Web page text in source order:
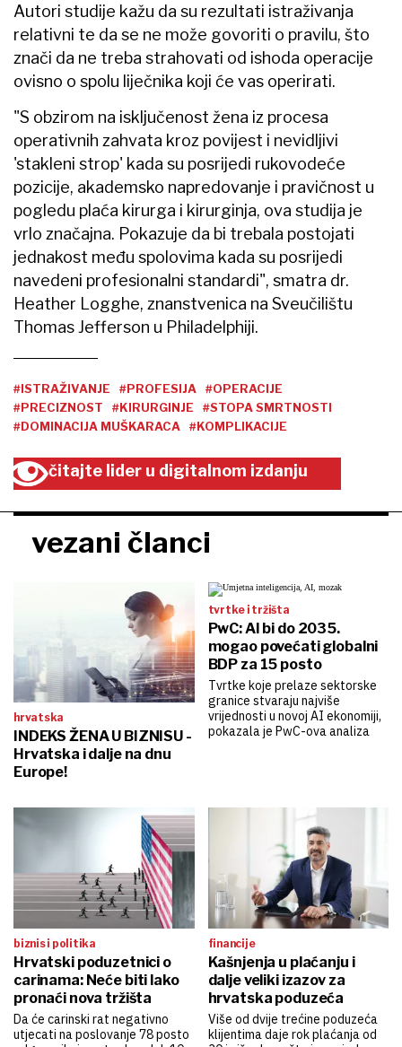
Autori studije kažu da su rezultati istraživanja
relativni te da se ne može govoriti o pravilu, što
znači da ne treba strahovati od ishoda operacije
ovisno o spolu liječnika koji će vas operirati.
"S obzirom na isključenost žena iz procesa
operativnih zahvata kroz povijest i nevidljivi
'stakleni strop' kada su posrijedi rukovodeće
pozicije, akademsko napredovanje i pravičnost u
pogledu plaća kirurga i kirurginja, ova studija je
vrlo značajna. Pokazuje da bi trebala postojati
jednakost među spolovima kada su posrijedi
navedeni profesionalni standardi", smatra dr.
Heather Logghe, znanstvenica na Sveučilištu
Thomas Jefferson u Philadelphiji.
#ISTRAŽIVANJE #PROFESIJA
#OPERACIJE
#PRECIZNOST
#KIRURGINJE
#STOPA SMRTNOSTI
#DOMINACIJA MUŠKARACA
#KOMPLIKACIJE
čitajte lider u digitalnom izdanju
vezani članci
hrvatska
INDEKS ŽENA U BIZNISU -
Hrvatska i dalje na dnu
Europe!
tvrtke i tržišta
PwC: AI bi do 2035.
mogao povećati globalni
BDP za 15 posto
Tvrtke koje prelaze sektorske
granice stvaraju najviše
vrijednosti u novoj AI ekonomiji,
pokazala je PwC-ova analiza
biznis i politika
Hrvatski poduzetnici o
carinama: Neće biti lako
pronaći nova tržišta
Da će carinski rat negativno
utjecati na poslovanje 78 posto
financije
Kašnjenja u plaćanju i
dalje veliki izazov za
hrvatska poduzeća
Više od dvije trećine poduzeća
klijentima daje rok plaćanja od